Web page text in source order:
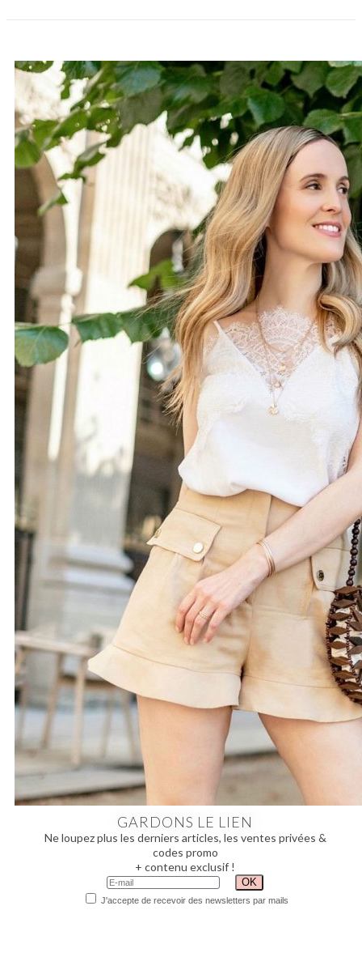
GARDONS LE LIEN
Ne loupez plus les derniers articles, les ventes privées &
codes promo
+ contenu exclusif !
J'accepte de recevoir des newsletters par mails